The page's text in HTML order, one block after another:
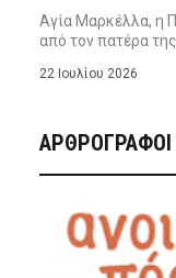
Αγία Μαρκέλλα, η
από τον πατέρα
22 Ιουλίου 2026